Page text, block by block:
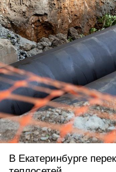
В Екатеринбурге